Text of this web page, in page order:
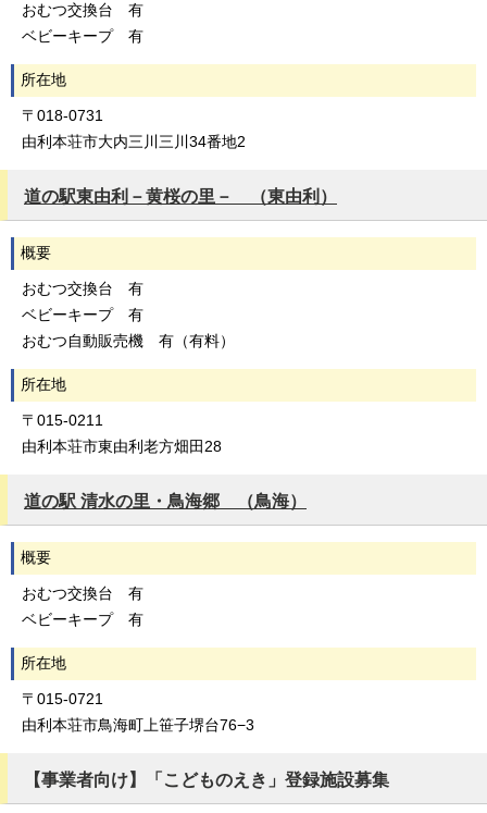
おむつ交換台 有
ベビーキープ 有
所在地
〒018-0731
由利本荘市大内三川三川34番地2
道の駅東由利－黄桜の里－ （東由利）
概要
おむつ交換台 有
ベビーキープ 有
おむつ自動販売機 有（有料）
所在地
〒015-0211
由利本荘市東由利老方畑田28
道の駅 清水の里・鳥海郷 （鳥海）
概要
おむつ交換台 有
ベビーキープ 有
所在地
〒015-0721
由利本荘市鳥海町上笹子堺台76−3
【事業者向け】「こどものえき」登録施設募集